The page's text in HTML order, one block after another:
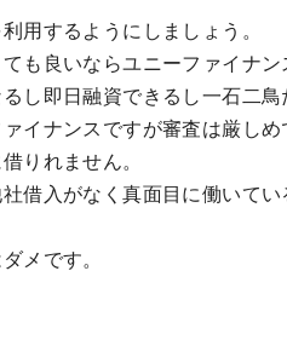
用するようにしましょう。
も良いならユニーファイナン
し即日融資できるし一石二鳥
イナンスですが審査は厳しめ
りれません。
借入がなく真面目に働いて
メです。